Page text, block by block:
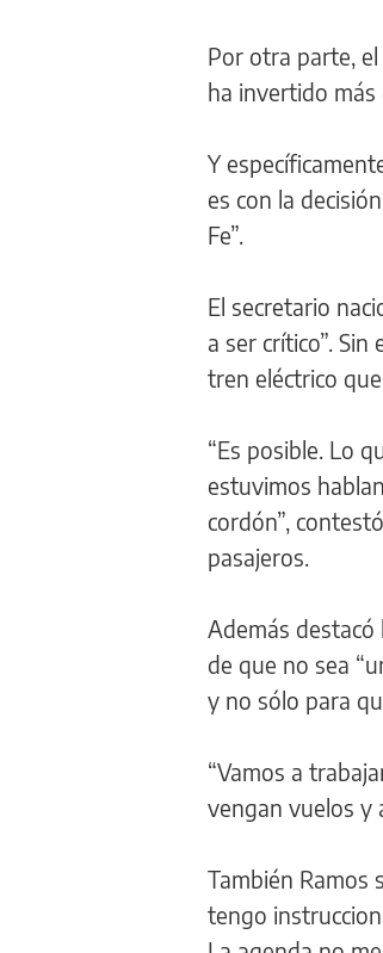
Por otra parte,
ha invertido más
Y
es con la
Fe”.
El secretario
a ser crítico”.
tren eléctrico
“Es posible. Lo
estuvimos
cordón”,
pasajeros.
Además
de que no sea
y no sólo para
“Vamos a
vengan vuelos y
También Ramos
tengo